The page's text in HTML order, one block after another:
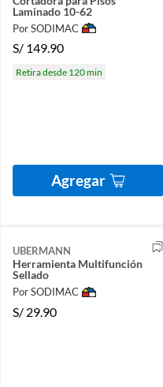
Laminado 10-62
Por SODIMAC
S/ 149.90
Retira desde 120 min
Agregar
UBERMANN
Herramienta Multifunción
Sellado
Por SODIMAC
S/ 29.90